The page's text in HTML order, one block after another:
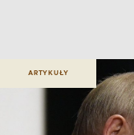
ARTYKUŁY